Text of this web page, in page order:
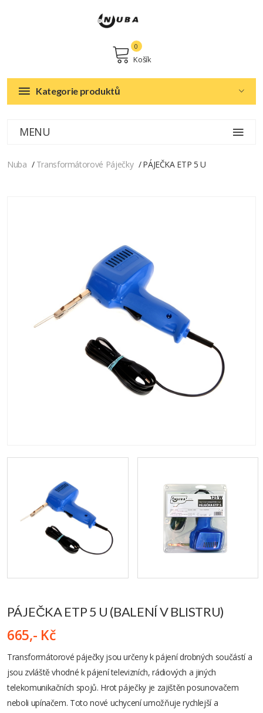
Košík
0
Kategorie produktů
MENU
Nuba Transformátorové Páječky PÁJEČKA ETP 5 U
PÁJEČKA ETP 5 U (BALENÍ V BLISTRU)
665,- Kč
Transformátorové páječky jsou určeny k pájení drobných součástí a
jsou zvláště vhodné k pájení televizních, rádiových a jiných
telekomunikačních spojů. Hrot páječky je zajištěn posunovačem
neboli upínačem. Toto nové uchycení umožňuje rychlejší a